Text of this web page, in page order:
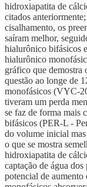
hidroxiapatita de
citados
cisalhamento, os
saíram melhor,
hialurônico bifásicos
hialurônico
gráfico que demostra
questão ao longe de
monofásicos (VYC-
tiveram um perda
se faz de forma mais
bifásicos (PER-L -
do volume inicial mas
o que se mostra
hidroxiapatita de
captação de água
potencial de aumento